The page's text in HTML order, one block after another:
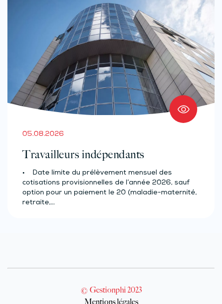
05.08.2026
Travailleurs indépendants
• Date limite du prélèvement mensuel des
cotisations provisionnelles de l’année 2026, sauf
option pour un paiement le 20 (maladie-maternité,
retraite,…
© Gestionphi 2023
Mentions légales